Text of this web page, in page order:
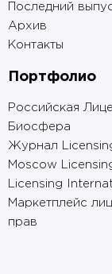
Последний
Архив
Контакты
Портфолио
Российская
Биосфера
Журнал
Moscow
Licensing
Маркетплейс
прав